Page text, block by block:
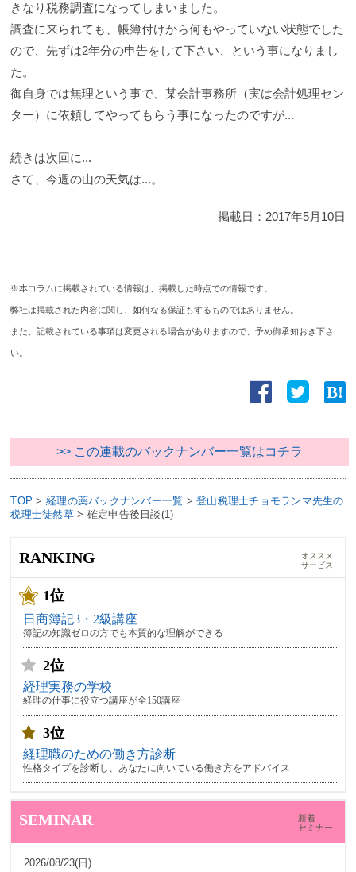
きなり税務調査になってしまいました。
調査に来られても、帳簿付けから何もやっていない状態でした
ので、先ずは2年分の申告をして下さい、という事になりまし
た。
御自身では無理という事で、某会計事務所（実は会計処理セン
ター）に依頼してやってもらう事になったのですが...
続きは次回に...
さて、今週の山の天気は...。
掲載日： 2017年5月10日
※本コラムに掲載されている情報は、掲載した時点での情報です。
弊社は掲載された内容に関し、如何なる保証もするものではありません。
また、記載されている事項は変更される場合がありますので、予め御承知おき下さ
い。
>> この連載のバックナンバー一覧はコチラ
TOP > 経理の薬バックナンバー一覧 >登山税理士チョモランマ先生の
税理士徒然草> 確定申告後日談(1)
RANKING
オススメ
サービス
1位
日商簿記3・2級講座
簿記の知識ゼロの方でも本質的な理解ができる
2位
経理実務の学校
経理の仕事に役立つ講座が全150講座
3位
経理職のための働き方診断
性格タイプを診断し、あなたに向いている働き方をアドバイス
SEMINAR
新着
セミナー
2026/08/23(日)